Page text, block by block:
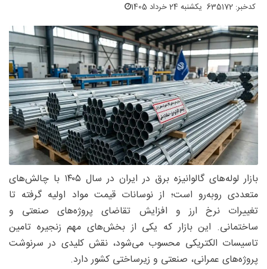
کدخبر: 635172 یکشنبه 24 خرداد 1405
بازار لوله‌های گالوانیزه برق در ایران در سال ۱۴۰۵ با چالش‌های
متعددی روبه‌رو است؛ از نوسانات قیمت مواد اولیه گرفته تا
تغییرات نرخ ارز و افزایش تقاضای پروژه‌های صنعتی و
ساختمانی. این بازار که یکی از بخش‌های مهم زنجیره تامین
تاسیسات الکتریکی محسوب می‌شود، نقش کلیدی در سرنوشت
پروژه‌های عمرانی، صنعتی و زیرساختی کشور دارد.